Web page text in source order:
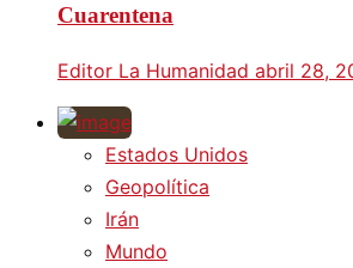
Cuarentena
Editor La Humanidad abril 28,
Estados Unidos
Geopolítica
Irán
Mundo